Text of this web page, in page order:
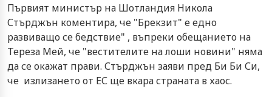
Първият министър на Шотландия Никола
Стърджън коментира, че "Брекзит" е едно
развиващо се бедствие" , въпреки обещанието на
Тереза Мей, че "вестителите на лоши новини" няма
да се окажат прави. Стърджън заяви пред Би Би Си,
че излизането от ЕС ще вкара страната в хаос.